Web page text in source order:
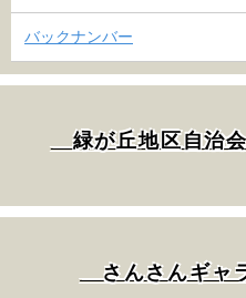
バックナンバー
緑が丘地区自治
さんさんギャ